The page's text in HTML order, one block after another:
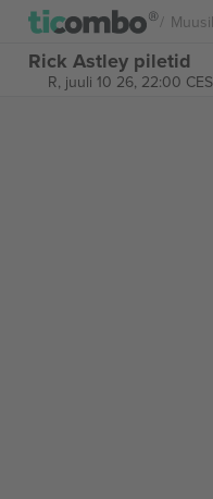
Rick Astley piletid
R, juuli 10 26, 22:00